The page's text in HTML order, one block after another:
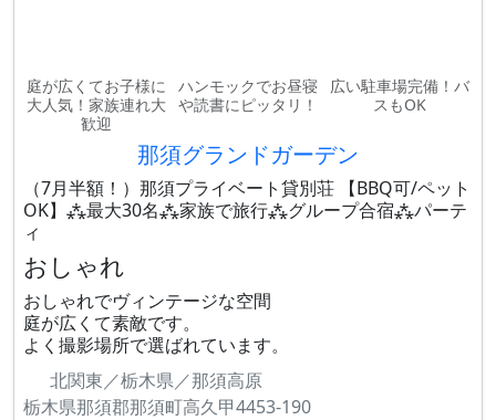
庭が広くてお子様に
大人気！家族連れ大
歓迎
ハンモックでお昼寝
や読書にピッタリ！
広い駐車場完備！バ
スもOK
那須グランドガーデン
（7月半額！）那須プライベート貸別荘 【BBQ可/ペット
OK】⁂最大30名⁂家族で旅行⁂グループ合宿⁂パーテ
ィ
おしゃれ
おしゃれでヴィンテージな空間
庭が広くて素敵です。
よく撮影場所で選ばれています。
北関東／栃木県／那須高原
栃木県那須郡那須町高久甲4453-190